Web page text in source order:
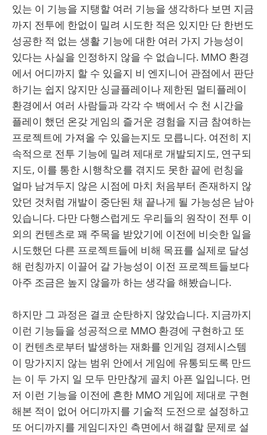
있는 이 기능을 지탱할 여러 기능을 생각하다 보면 지금
까지 전투에 한없이 밀려 시도한 적은 있지만 단 한번도
성공한 적 없는 생활 기능에 대한 여러 가지 가능성이
있다는 사실을 인정하지 않을 수 없습니다. MMO 환경
에서 어디까지 할 수 있을지 비 엔지니어 관점에서 판단
하기는 쉽지 않지만 싱글플레이나 제한된 멀티플레이
환경에서 여러 사람들과 각각 수 백에서 수 천 시간을
플레이 했던 온갖 게임의 즐거운 경험을 지금 참여하는
프로젝트에 가져올 수 있을는지도 모릅니다. 여전히 지
속적으로 전투 기능에 밀려 제대로 개발되지도, 연구되
지도, 이를 통한 시행착오를 겪지도 못한 끝에 런칭을
얼마 남겨두지 않은 시점에 마치 처음부터 존재하지 않
았던 것처럼 개발이 중단된 채 끝나게 될 가능성은 남아
있습니다. 다만 다행스럽게도 우리들의 원작이 전투 이
외의 컨텐츠로 꽤 주목을 받았기에 이전에 비슷한 일을
시도했던 다른 프로젝트들에 비해 목표를 실제로 달성
해 런칭까지 이끌어 갈 가능성이 이전 프로젝트들보다
아주 조금은 높지 않을까 하는 생각을 해봤습니다.
하지만 그 과정은 결코 순탄하지 않았습니다. 지금까지
이런 기능들을 성공적으로 MMO 환경에 구현하고 또
이 컨텐츠로부터 발생하는 재화를 인게임 경제시스템
이 망가지지 않는 범위 안에서 게임에 유통되도록 만드
는 이 두 가지 일 모두 만만찮게 골치 아픈 일입니다. 먼
저 이런 기능을 이전에 흔한 MMO 게임에 제대로 구현
해본 적이 없어 어디까지를 기술적 도전으로 설정하고
또 어디까지를 게임디자인 측면에서 해결할 문제로 설